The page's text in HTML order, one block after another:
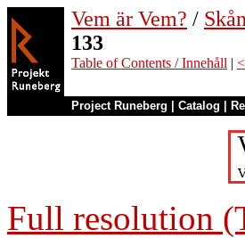
Vem är Vem? /
133
Table of Contents / Innehåll |
Project Runeberg Catalog
Full resolution